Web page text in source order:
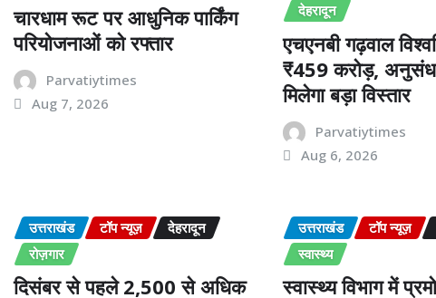
चारधाम रूट पर आधुनिक पार्किंग
परियोजनाओं को रफ्तार
Parvatiytimes
Aug 7, 2026
देहरादून
एचएनबी गढ़वाल
₹459 करोड़,
मिलेगा बड़ा विस्तार
Parvatiytimes
Aug 6, 2026
उत्तराखंड टॉप न्यूज़
देहरादून
रोज़गार
दिसंबर से पहले 2,500 से अधिक
उत्तराखंड टॉप न्यूज़
स्वास्थ्य
स्वास्थ्य विभाग में